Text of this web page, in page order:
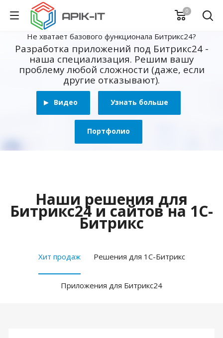
0
Не хватает базового функционала Битрикс24?
Разработка приложений под Битрикс24 -
наша специализация. Решим вашу
проблему любой сложности (даже, если
другие отказывают).
Видео Узнать больше
Портфолио
Наши решения для
Битрикс24 и сайтов на 1С-
Битрикс
Хит продаж Решения для 1С-Битрикс
Приложения для Битрикс24